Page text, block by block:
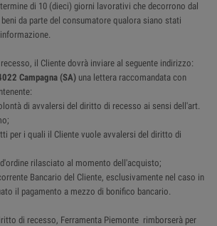
di 10 (dieci) giorni lavorativi che decorrono dal
da parte del consumatore qualora siano stati
il Cliente dovrà inviare al seguente indirizzo:
Campagna (SA) una lettera raccomandata con
di avvalersi del diritto di recesso ai sensi dell'art.
per i quali il Cliente vuole avvalersi del diritto di
rilasciato al momento dell'acquisto;
Bancario del Cliente, esclusivamente nel caso in
il pagamento a mezzo di bonifico bancario.
di recesso, Ferramenta Piemonte rimborserà per